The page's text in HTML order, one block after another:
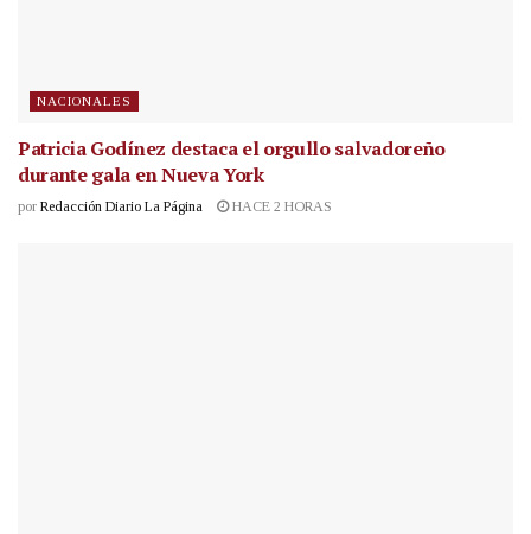
NACIONALES
Patricia Godínez destaca el orgullo salvadoreño
durante gala en Nueva York
por Redacción Diario La Página HACE 2 HORAS